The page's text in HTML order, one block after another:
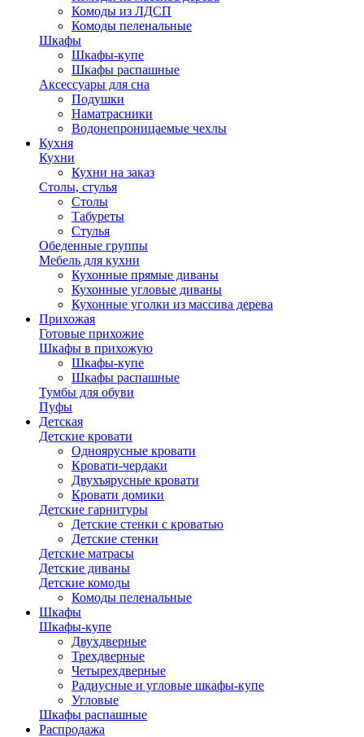
Комоды из ЛДСП
Комоды пеленальные
Шкафы
Шкафы-купе
Шкафы распашные
Аксессуары для сна
Подушки
Наматрасники
Водонепроницаемые чехлы
Кухня
Кухни
Кухни на заказ
Столы, стулья
Столы
Табуреты
Стулья
Обеденные группы
Мебель для кухни
Кухонные прямые диваны
Кухонные угловые диваны
Кухонные уголки из массива дерева
Прихожая
Готовые прихожие
Шкафы в прихожую
Шкафы-купе
Шкафы распашные
Тумбы для обуви
Пуфы
Детская
Детские кровати
Одноярусные кровати
Кровати-чердаки
Двухъярусные кровати
Кровати домики
Детские гарнитуры
Детские стенки с кроватью
Детские стенки
Детские матрасы
Детские диваны
Детские комоды
Комоды пеленальные
Шкафы
Шкафы-купе
Двухдверные
Трехдверные
Четырехдверные
Радиусные и угловые шкафы-купе
Угловые
Шкафы распашные
Распродажа